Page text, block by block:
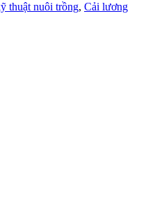
thuật nuôi trồng, Cải lương